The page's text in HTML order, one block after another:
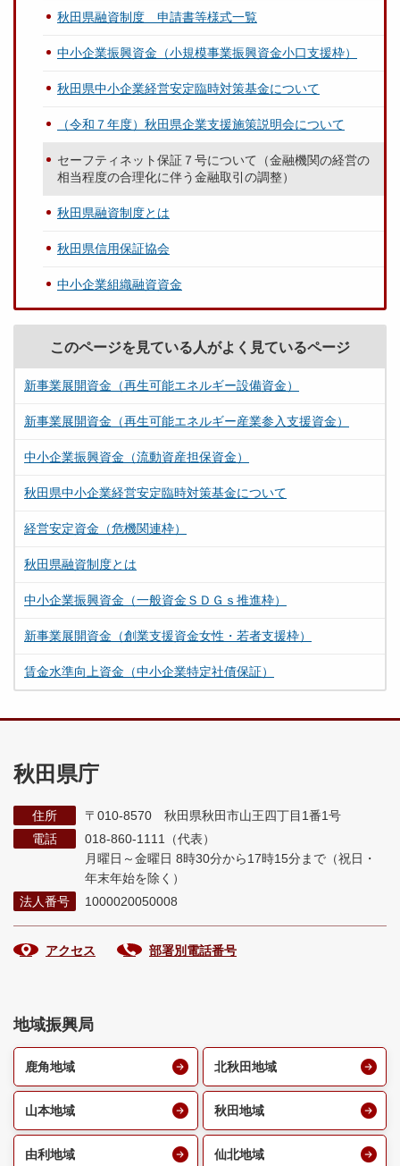
秋田県融資制度 申請書等様式一覧
中小企業振興資金（小規模事業振興資金小口支援枠）
秋田県中小企業経営安定臨時対策基金について
（令和７年度）秋田県企業支援施策説明会について
セーフティネット保証７号について（金融機関の経営の
相当程度の合理化に伴う金融取引の調整）
秋田県融資制度とは
秋田県信用保証協会
中小企業組織融資資金
このページを見ている人がよく見ているページ
新事業展開資金（再生可能エネルギー設備資金）
新事業展開資金（再生可能エネルギー産業参入支援資金）
中小企業振興資金（流動資産担保資金）
秋田県中小企業経営安定臨時対策基金について
経営安定資金（危機関連枠）
秋田県融資制度とは
中小企業振興資金（一般資金ＳＤＧｓ推進枠）
新事業展開資金（創業支援資金女性・若者支援枠）
賃金水準向上資金（中小企業特定社債保証）
秋田県庁
住所
〒010-8570 秋田県秋田市山王四丁目1番1号
電話
018-860-1111（代表）
月曜日～金曜日 8時30分から17時15分まで （祝日・
年末年始を除く）
法人番号
1000020050008
アクセス 部署別電話番号
地域振興局
鹿角地域 北秋田地域
山本地域 秋田地域
由利地域 仙北地域